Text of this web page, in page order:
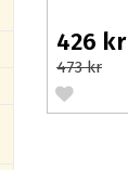
426 kr
473 kr